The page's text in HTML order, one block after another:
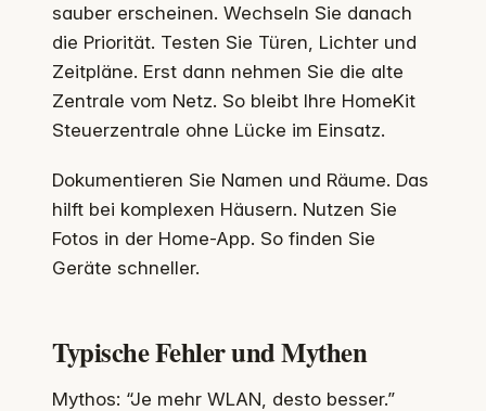
sauber erscheinen. Wechseln Sie danach
die Priorität. Testen Sie Türen, Lichter und
Zeitpläne. Erst dann nehmen Sie die alte
Zentrale vom Netz. So bleibt Ihre HomeKit
Steuerzentrale ohne Lücke im Einsatz.
Dokumentieren Sie Namen und Räume. Das
hilft bei komplexen Häusern. Nutzen Sie
Fotos in der Home-App. So finden Sie
Geräte schneller.
Typische Fehler und Mythen
Mythos: “Je mehr WLAN, desto besser.”